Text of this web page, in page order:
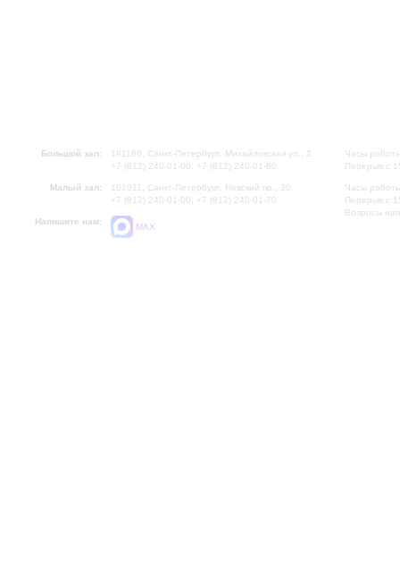
Большой зал:
191186, Санкт-Петербург, Михайловская ул., 2
+7 (812) 240-01-00, +7 (812) 240-01-80
Малый зал:
191011, Санкт-Петербург, Невский пр., 30
+7 (812) 240-01-00, +7 (812) 240-01-70
Напишите нам:
MAX
Часы
Перерыв с
Часы
Перерыв с
Вопросы